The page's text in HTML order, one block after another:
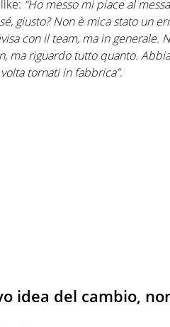
“Ho messo mi piace al
giusto? Non è mica stato un
con il team, ma in generale.
ma riguardo tutto quanto.
tornati in fabbrica”.
idea del cambio,